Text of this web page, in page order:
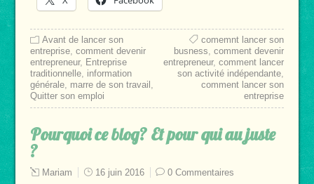
Avant de lancer son
entreprise, comment devenir
entrepreneur, Entreprise
traditionnelle, information
générale, marre de son travail ,
Quitter son emploi
comemnt lancer son
busness,comment devenir
entrepreneur,comment lancer
son activité indépendante,
comment lancer son
entreprise
Pourquoi ce blog? Et pour qui au juste
?
Mariam 16 juin 2016 0 Commentaires